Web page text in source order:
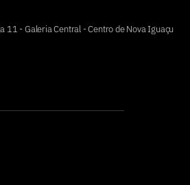
11 - Galeria Central - Centro de Nova Iguaçu